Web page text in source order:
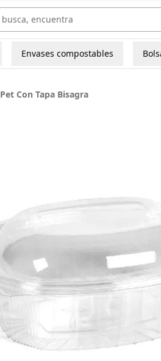
Envases compostables
Pet Con Tapa Bisagra